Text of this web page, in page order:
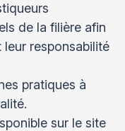
de la filière afin
leur responsabilité
pratiques à
sur le site